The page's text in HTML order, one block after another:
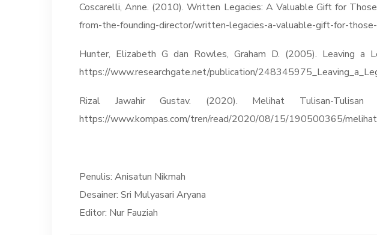
Coscarelli, Anne. (2010). Written Legacies: A Valuable Gift for
from-the-founding-director/written-legacies-a-valuable-gift-for-
Hunter, Elizabeth G dan Rowles, Graham D. (2005). Leaving a
https://www.researchgate.net/publication/
Rizal Jawahir Gustav. (2020). Melihat Tulisan-
https://www.kompas.com/tren/read/2020/08/15/190500365/
Penulis: Anisatun Nikmah
Desainer: Sri Mulyasari Aryana
Editor: Nur Fauziah